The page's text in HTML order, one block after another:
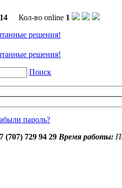
Кол-во online 1
решения!
решения!
Поиск
пароль?
(707) 729 94 29 Время работы: